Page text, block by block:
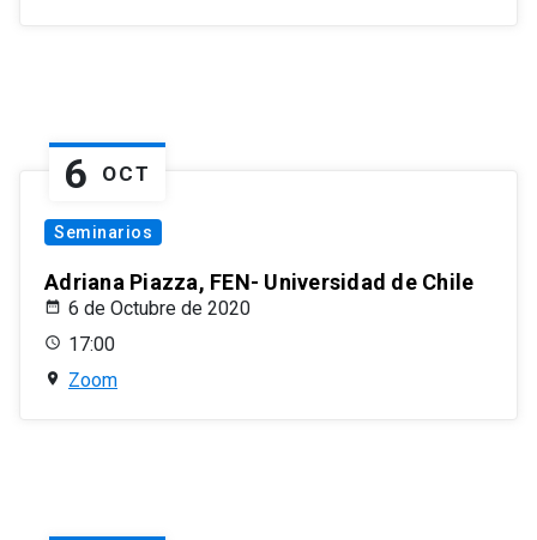
6 OCT
Seminarios
Adriana Piazza, FEN- Universidad de Chile
6 de Octubre de 2020
17:00
Zoom